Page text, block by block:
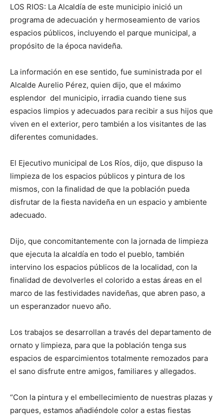
LOS RIOS: La Alcaldía de este municipio inició un
programa de adecuación y hermoseamiento de varios
espacios públicos, incluyendo el parque municipal, a
propósito de la época navideña.
La información en ese sentido, fue suministrada por el
Alcalde Aurelio Pérez, quien dijo, que el máximo
esplendor del municipio, irradia cuando tiene sus
espacios limpios y adecuados para recibir a sus hijos que
viven en el exterior, pero también a los visitantes de las
diferentes comunidades.
El Ejecutivo municipal de Los Ríos, dijo, que dispuso la
limpieza de los espacios públicos y pintura de los
mismos, con la finalidad de que la población pueda
disfrutar de la fiesta navideña en un espacio y ambiente
adecuado.
Dijo, que concomitantemente con la jornada de limpieza
que ejecuta la alcaldía en todo el pueblo, también
intervino los espacios públicos de la localidad, con la
finalidad de devolverles el colorido a estas áreas en el
marco de las festividades navideñas, que abren paso, a
un esperanzador nuevo año.
Los trabajos se desarrollan a través del departamento de
ornato y limpieza, para que la población tenga sus
espacios de esparcimientos totalmente remozados para
el sano disfrute entre amigos, familiares y allegados.
“Con la pintura y el embellecimiento de nuestras plazas y
parques, estamos añadiéndole color a estas fiestas